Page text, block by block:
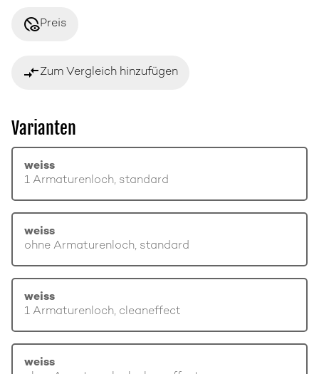
disabled_visiblePreis
compare_arrowsZum Vergleich hinzufügen
Varianten
weiss
1 Armaturenloch, standard
weiss
ohne Armaturenloch, standard
weiss
1 Armaturenloch, cleaneffect
weiss